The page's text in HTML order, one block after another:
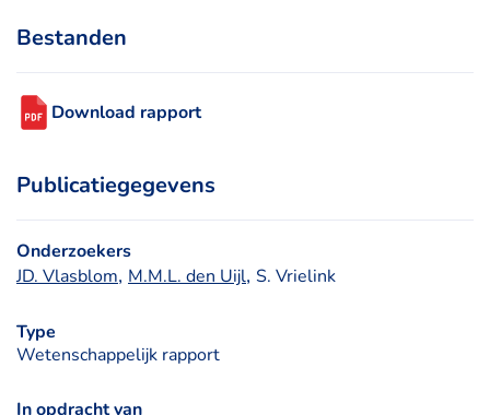
Bestanden
Download rapport
Publicatiegegevens
Onderzoekers
JD. Vlasblom, M.M.L. den Uijl, S. Vrielink
Type
Wetenschappelijk rapport
In opdracht van